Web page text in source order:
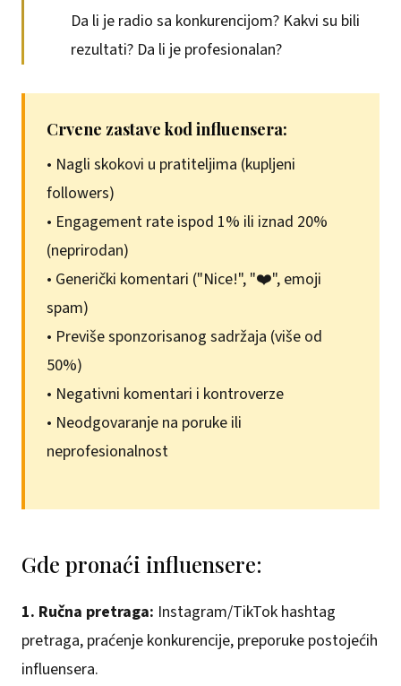
Da li je radio sa konkurencijom? Kakvi su bili
rezultati? Da li je profesionalan?
Crvene zastave kod influensera:
• Nagli skokovi u pratiteljima (kupljeni
followers)
• Engagement rate ispod 1% ili iznad 20%
(neprirodan)
• Generički komentari ("Nice!", "❤️", emoji
spam)
• Previše sponzorisanog sadržaja (više od
50%)
• Negativni komentari i kontroverze
• Neodgovaranje na poruke ili
neprofesionalnost
Gde pronaći influensere:
1. Ručna pretraga: Instagram/TikTok hashtag
pretraga, praćenje konkurencije, preporuke postojećih
influensera.